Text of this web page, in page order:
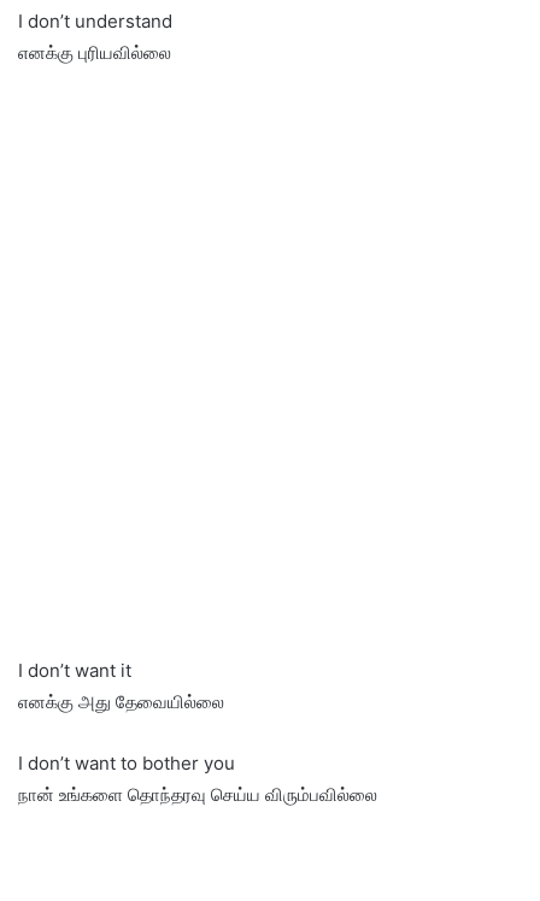
I don’t understand
எனக்கு புரியவில்லை
I don’t want it
எனக்கு அது தேவையில்லை
I don’t want to bother you
நான் உங்களை தொந்தரவு செய்ய விரும்பவில்லை